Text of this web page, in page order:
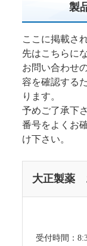
製
ここに掲載さ
先はこちらに
お問い合わせ
容を確認する
ります。
予めご了承下さ
番号をよくお
け下さい。
大正製薬
受付時間：